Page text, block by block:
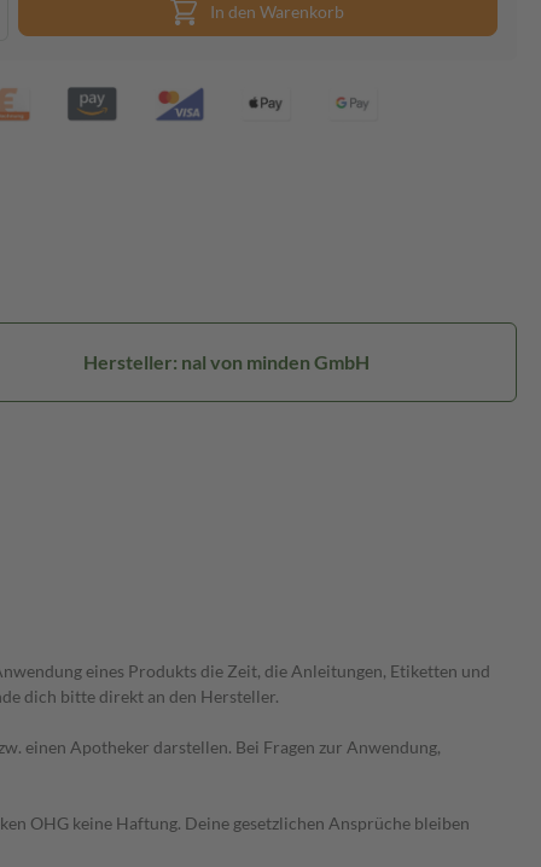
In den Warenkorb
Hersteller: nal von minden GmbH
eines Produkts die Zeit, die Anleitungen, Etiketten und
dich bitte direkt an den Hersteller.
einen Apotheker darstellen. Bei Fragen zur Anwendung,
OHG keine Haftung. Deine gesetzlichen Ansprüche bleiben